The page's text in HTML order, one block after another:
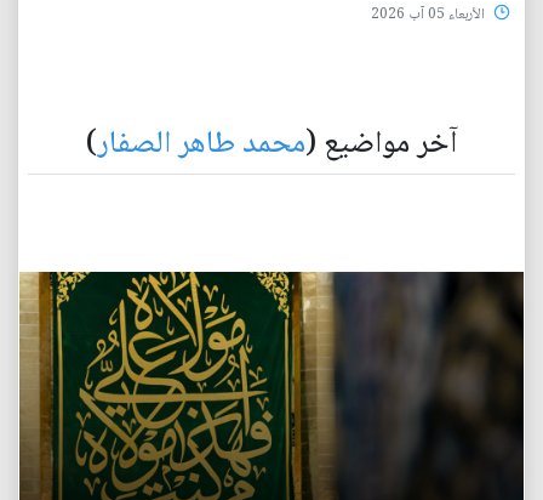
الأربعاء 05 آب 2026
آخر مواضيع (محمد طاهر الصفار)